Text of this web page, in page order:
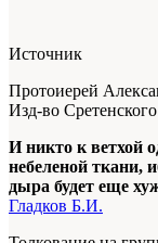
Источник
Протоиерей
Изд-во
И никто к ветхой
небеленой ткани,
дыра будет еще
Гладков Б.И.